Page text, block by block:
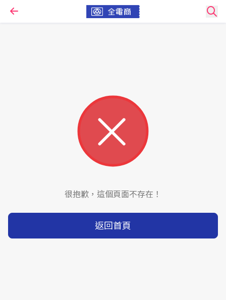
很抱歉，這個頁面不存在！
返回首頁